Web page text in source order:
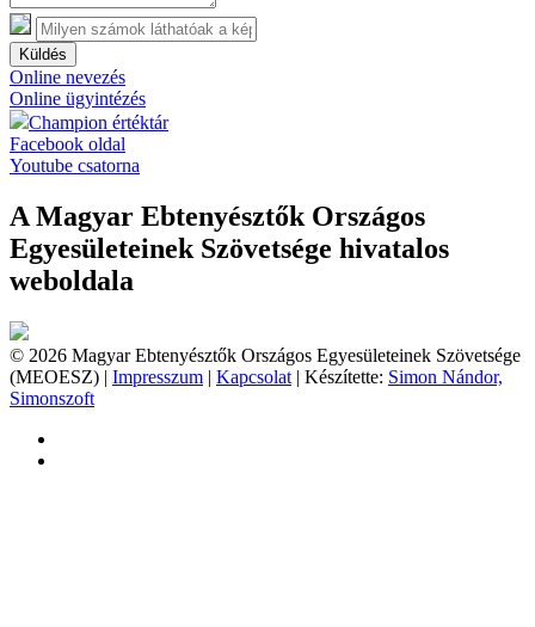
Küldés
Online nevezés
Online ügyintézés
Champion értéktár
Facebook oldal
Youtube csatorna
A Magyar Ebtenyésztők Országos
Egyesületeinek Szövetsége hivatalos
weboldala
© 2026 Magyar Ebtenyésztők Országos Egyesületeinek Szövetsége
(MEOESZ) | Impresszum | Kapcsolat | Készítette: Simon Nándor,
Simonszoft